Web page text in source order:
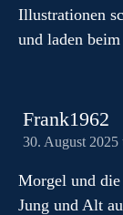
Illustrationen
und laden
Frank1962
30. August 2025
Morgel und
Jung und Alt